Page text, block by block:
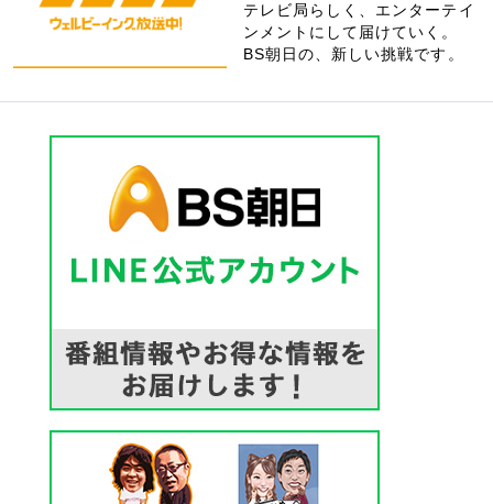
テレビ局らしく、エンターテイ
ンメントにして届けていく。
BS朝日の、新しい挑戦です。